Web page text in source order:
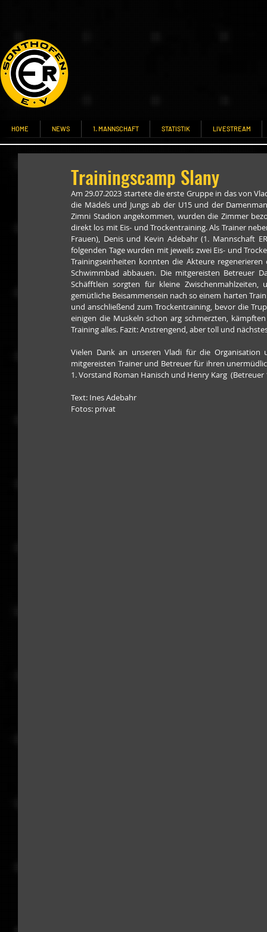
HOME NEWS 1. MANNSCHAFT STATISTIK LIVESTREAM
Trainingscamp Slany
Am 29.07.2023 startete die erste Gruppe in das von
die Mädels und Jungs ab der U15 und der
Zimni Stadion angekommen, wurden die Zimmer
direkt los mit Eis- und Trockentraining. Als Trainer
Frauen), Denis und Kevin Adebahr (1. Mannschaft
folgenden Tage wurden mit jeweils zwei Eis- und
Trainingseinheiten konnten die Akteure
Schwimmbad abbauen. Die mitgereisten Betreuer
Schäfftlein sorgten für kleine
gemütliche Beisammensein nach so einem harten
und anschließend zum Trockentraining, bevor die
einigen die Muskeln schon arg schmerzten,
Training alles. Fazit: Anstrengend, aber toll und
Vielen Dank an unseren Vladi für die Organisation
mitgereisten Trainer und Betreuer für ihren
1. Vorstand Roman Hanisch und Henry Karg
Text: Ines Adebahr
Fotos: privat